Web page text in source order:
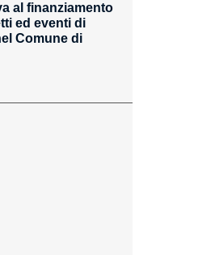
al finanziamento
ed eventi di
Comune di